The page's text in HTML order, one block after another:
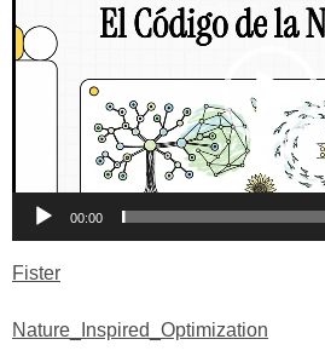
00:00
Fister
Nature_Inspired_Optimization